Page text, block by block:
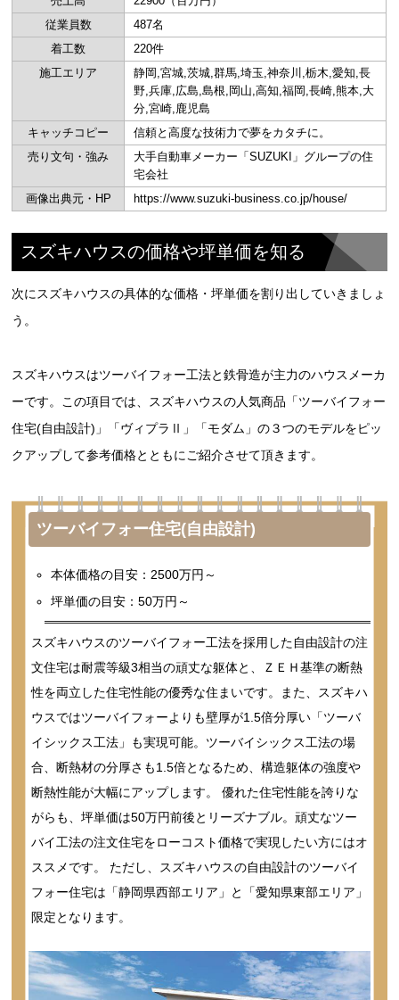
従業員数
487名
着工数
220件
施工エリア
静岡,宮城,茨城,群馬,埼玉,神奈川,栃木,愛知,長
野,兵庫,広島,島根,岡山,高知,福岡,長崎,熊本,大
分,宮崎,鹿児島
キャッチコピー
信頼と高度な技術力で夢をカタチに。
売り文句・強み
大手自動車メーカー「SUZUKI」グループの住
宅会社
画像出典元・HP
https://www.suzuki-business.co.jp/house/
スズキハウスの価格や坪単価を知る
次にスズキハウスの具体的な価格・坪単価を割り出していきましょ
う。
スズキハウスはツーバイフォー工法と鉄骨造が主力のハウスメーカ
ーです。この項目では、スズキハウスの人気商品「ツーバイフォー
住宅(自由設計)」「ヴィプラⅡ」「モダム」の３つのモデルをピッ
クアップして参考価格とともにご紹介させて頂きます。
ツーバイフォー住宅(自由設計)
本体価格の目安：2500万円～
坪単価の目安：50万円～
スズキハウスのツーバイフォー工法を採用した自由設計の注
文住宅は耐震等級3相当の頑丈な躯体と、ＺＥＨ基準の断熱
性を両立した住宅性能の優秀な住まいです。また、スズキハ
ウスではツーバイフォーよりも壁厚が1.5倍分厚い「ツーバ
イシックス工法」も実現可能。ツーバイシックス工法の場
合、断熱材の分厚さも1.5倍となるため、構造躯体の強度や
断熱性能が大幅にアップします。 優れた住宅性能を誇りな
がらも、坪単価は50万円前後とリーズナブル。頑丈なツー
バイ工法の注文住宅をローコスト価格で実現したい方にはオ
ススメです。 ただし、スズキハウスの自由設計のツーバイ
フォー住宅は「静岡県西部エリア」と「愛知県東部エリア」
限定となります。